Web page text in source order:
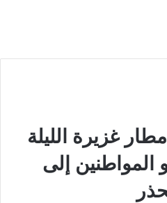
غزيرة الليلة
المواطنين إلى